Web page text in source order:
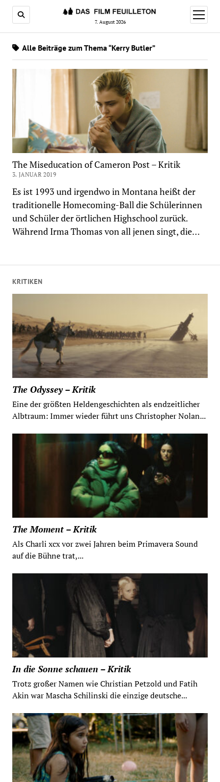
7. August 2026
Menü
öffnen
KRITIKEN
The Odyssey – Kritik
Eine der größten Heldengeschichten als endzeitlicher
Albtraum: Immer wieder führt uns Christopher Nolan...
The Moment – Kritik
Als Charli xcx vor zwei Jahren beim Primavera Sound
auf die Bühne trat,...
In die Sonne schauen – Kritik
Trotz großer Namen wie Christian Petzold und Fatih
Akin war Mascha Schilinski die einzige deutsche...
Alle Beiträge zum Thema “Kerry Butler”
The Miseducation of Cameron Post – Kritik
3. JANUAR 2019
Es ist 1993 und irgendwo in Montana heißt der
traditionelle Homecoming-Ball die Schülerinnen
und Schüler der örtlichen Highschool zurück.
Während Irma Thomas von all jenen singt, die…